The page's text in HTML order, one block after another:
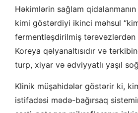
Həkimlərin sağlam
kimi göstərdiyi ikinci məhsul
fermentləşdirilmiş tərəvəzlərdən
Koreya qəlyanaltısıdır və
turp, xiyar və ədviyyatlı yaşıl
Klinik müşahidələr göstərir ki,
istifadəsi mədə-bağırsaq